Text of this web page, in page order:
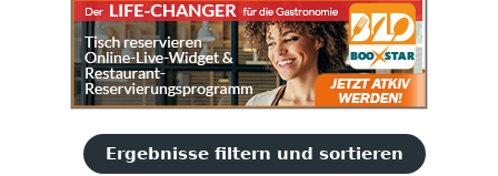
Ergebnisse filtern und sortieren